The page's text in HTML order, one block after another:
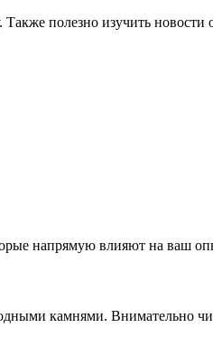
полезно изучить
напрямую влияют на ваш
камнями. Внимательно